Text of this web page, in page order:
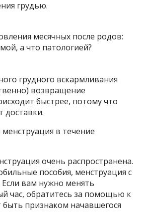
грудью.
грудного вскармливания
возвращение
быстрее, потому что
доставки.
менструация в течение
очень распространена.
пособия, менструация с
Если вам нужно менять
час, обратитесь за помощью к
быть признаком начавшегося